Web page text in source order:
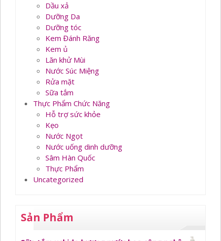
Dầu xả
Dưỡng Da
Dưỡng tóc
Kem Đánh Răng
Kem ủ
Lăn khử Mùi
Nước Súc Miệng
Rửa mặt
Sữa tắm
Thực Phẩm Chức Năng
Hỗ trợ sức khỏe
Kẹo
Nước Ngọt
Nước uống dinh dưỡng
Sâm Hàn Quốc
Thực Phẩm
Uncategorized
Sản Phẩm